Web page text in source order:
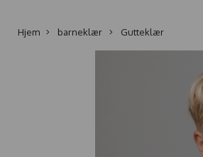
Hjem barneklær Gutteklær